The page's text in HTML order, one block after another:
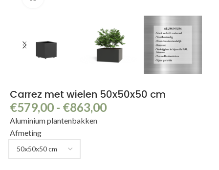
Carrez met wielen 50x50x50 cm
€579,00 - €863,00
Aluminium plantenbakken
Afmeting